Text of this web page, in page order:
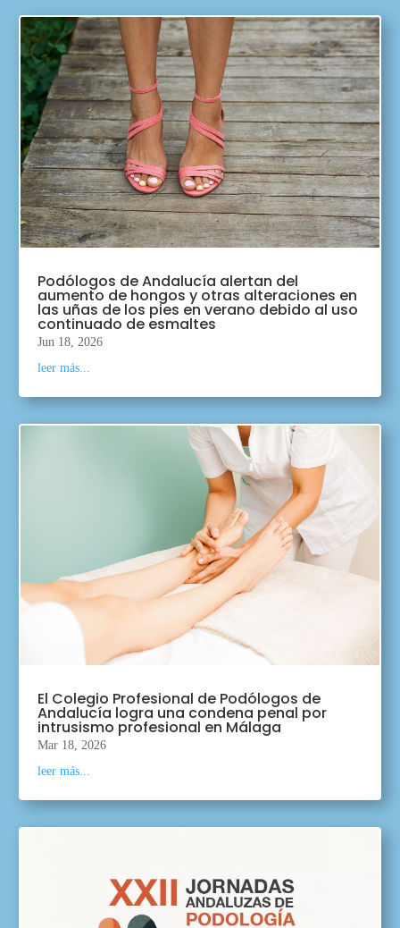
Podólogos de Andalucía alertan del
aumento de hongos y otras alteraciones en
las uñas de los pies en verano debido al uso
continuado de esmaltes
Jun 18, 2026
leer más...
El Colegio Profesional de Podólogos de
Andalucía logra una condena penal por
intrusismo profesional en Málaga
Mar 18, 2026
leer más...